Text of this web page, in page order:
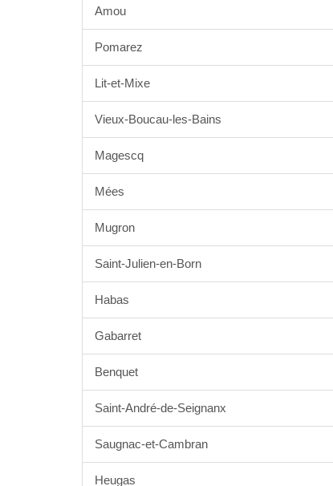
Amou
Pomarez
Lit-et-Mixe
Vieux-Boucau-les-Bains
Magescq
Mées
Mugron
Saint-Julien-en-Born
Habas
Gabarret
Benquet
Saint-André-de-Seignanx
Saugnac-et-Cambran
Heugas